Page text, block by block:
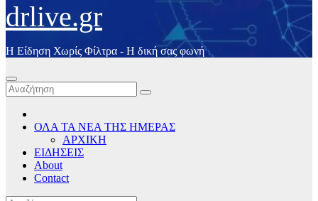
drlive.gr
Η Είδηση Χωρίς Φίλτρα - H δική σας φωνή
ΟΛΑ ΤΑ ΝΕΑ ΤΗΣ ΗΜΕΡΑΣ
ΑΡΧΙΚΗ
ΕΙΔΗΣΕΙΣ
About
Contact